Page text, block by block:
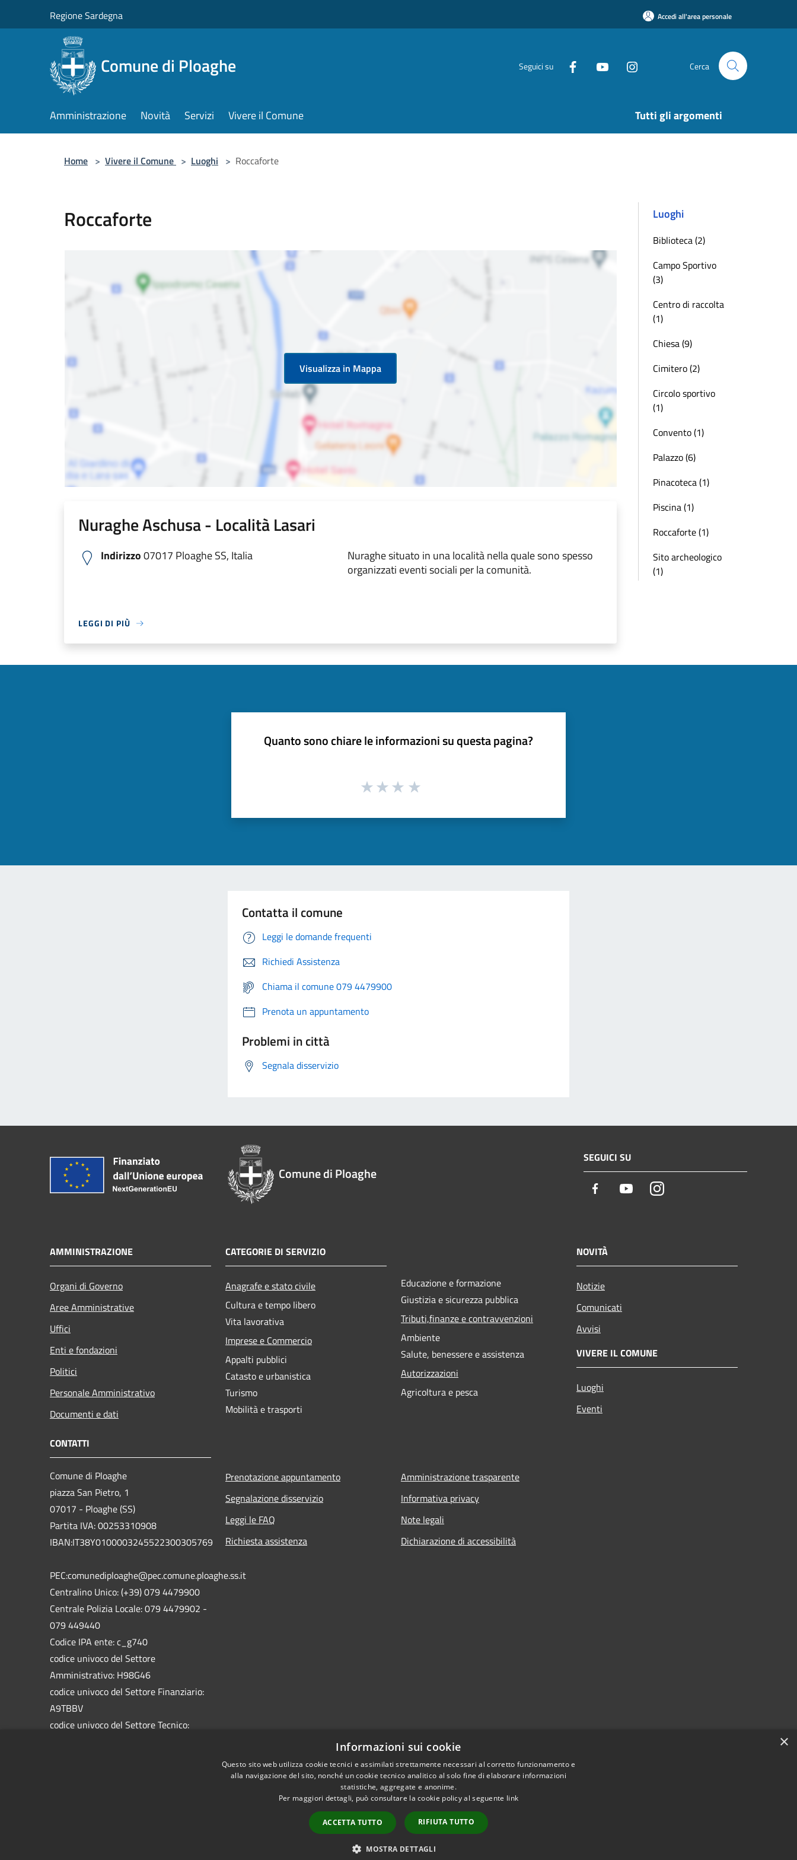
Regione Sardegna Accedi all'area personale
Comune di Ploaghe Seguici su Cerca
Amministrazione Novità Servizi Vivere il Comune Tutti gli argomenti
Home > Vivere il Comune > Luoghi > Roccaforte
Roccaforte
Visualizza in Mappa
Nuraghe Aschusa - Località Lasari
Indirizzo07017 Ploaghe SS, Italia
Nuraghe situato in una località nella quale sono spesso
organizzati eventi sociali per la comunità.
LEGGI DI PIÙ
Luoghi
Biblioteca (2)
Campo Sportivo
(3)
Centro di raccolta
(1)
Chiesa (9)
Cimitero (2)
Circolo sportivo
(1)
Convento (1)
Palazzo (6)
Pinacoteca (1)
Piscina (1)
Roccaforte (1)
Sito archeologico
(1)
Quanto sono chiare le informazioni su questa pagina?
Contatta il comune
Leggi le domande frequenti
Richiedi Assistenza
Chiama il comune 079 4479900
Prenota un appuntamento
Problemi in città
Segnala disservizio
Comune di Ploaghe
SEGUICI SU
Facebook YoutubeInstagram
AMMINISTRAZIONE
Organi di Governo
Aree Amministrative
Uffici
Enti e fondazioni
Politici
Personale Amministrativo
Documenti e dati
CATEGORIE DI SERVIZIO
Anagrafe e stato civile
Cultura e tempo libero
Vita lavorativa
Imprese e Commercio
Appalti pubblici
Catasto e urbanistica
Turismo
Mobilità e trasporti
Educazione e formazione
Giustizia e sicurezza pubblica
Tributi,finanze e contravvenzioni
Ambiente
Salute, benessere e assistenza
Autorizzazioni
Agricoltura e pesca
NOVITÀ
Notizie
Comunicati
Avvisi
VIVERE IL COMUNE
Luoghi
Eventi
CONTATTI
Comune di Ploaghe
piazza San Pietro, 1
07017 - Ploaghe (SS)
Partita IVA: 00253310908
IBAN:IT38Y0100003245522300305769
PEC:comunediploaghe@pec.comune.ploaghe.ss.it
Centralino Unico: (+39) 079 4479900
Centrale Polizia Locale: 079 4479902 -
079 449440
Codice IPA ente: c_g740
codice univoco del Settore
Amministrativo: H98G46
codice univoco del Settore Finanziario:
A9TBBV
codice univoco del Settore Tecnico:
Prenotazione appuntamento
Segnalazione disservizio
Leggi le FAQ
Richiesta assistenza
Amministrazione trasparente
Informativa privacy
Note legali
Dichiarazione di accessibilità
Copyright © 2026 • Comune di Ploaghe • Powered by
×
Informazioni sui cookie
Questo sito web utilizza cookie tecnici e assimilati strettamente necessari al corretto funzionamento e
alla navigazione del sito, nonché un cookie tecnico analitico al solo fine di elaborare informazioni
statistiche, aggregate e anonime.
Per maggiori dettagli, può consultare la cookie policy al seguente link
ACCETTA TUTTO RIFIUTA TUTTO
MOSTRA DETTAGLI